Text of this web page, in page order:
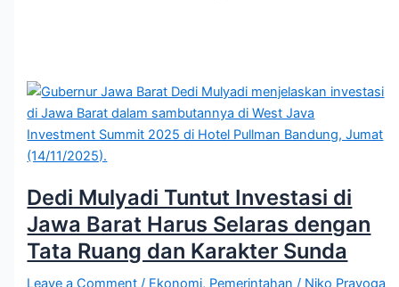
Dedi Mulyadi Tuntut Investasi di
Jawa Barat Harus Selaras dengan
Tata Ruang dan Karakter Sunda